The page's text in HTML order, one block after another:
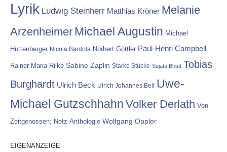
Lyrik Ludwig Steinherr Matthias Kröner Melanie
Arzenheimer Michael Augustin Michael
Hüttenberger Nicola Bardola Norbert Göttler Paul-Henri Campbell
Rainer Maria Rilke Sabine Zaplin Starke Stücke Sujata Bhatt Tobias
Burghardt Ulrich Beck Ulrich Johannes Beil Uwe-
Michael Gutzschhahn Volker Derlath Von
Zeitgenossen: Netz-Anthologie Wolfgang Oppler
EIGENANZEIGE